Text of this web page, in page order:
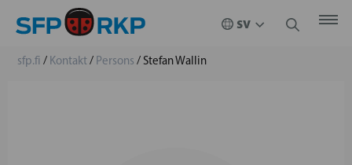
sfp.fi / Kontakt/ Persons / Stefan Wallin